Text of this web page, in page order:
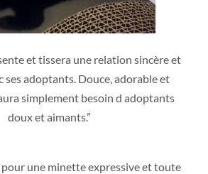
et tissera une relation sincère et
ses adoptants. Douce, adorable et
simplement besoin d adoptants
doux et aimants.”
une minette expressive et toute